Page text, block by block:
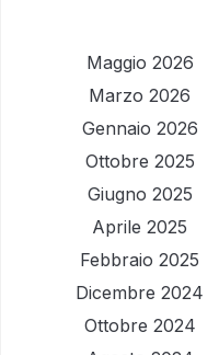
Maggio 2026
Marzo 2026
Gennaio 2026
Ottobre 2025
Giugno 2025
Aprile 2025
Febbraio 2025
Dicembre 2024
Ottobre 2024